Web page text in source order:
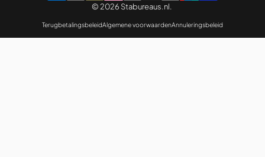
© 2026 Stabureaus.nl.
TerugbetalingsbeleidAlgemene voorwaardenAnnuleringsbeleid